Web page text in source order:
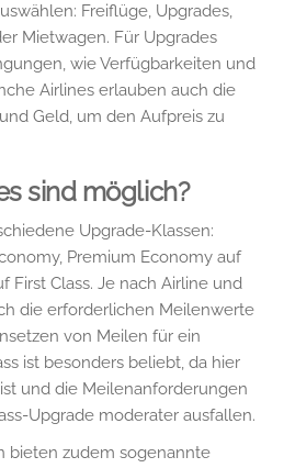
Freiflüge, Upgrades,
Mietwagen. Für Upgrades
wie Verfügbarkeiten und
Airlines erlauben auch die
Geld, um den Aufpreis zu
sind möglich?
Upgrade-Klassen:
Premium Economy auf
First Class. Je nach Airline und
die erforderlichen Meilenwerte
von Meilen für ein
ist besonders beliebt, da hier
und die Meilenanforderungen
Upgrade moderater ausfallen.
bieten zudem sogenannte